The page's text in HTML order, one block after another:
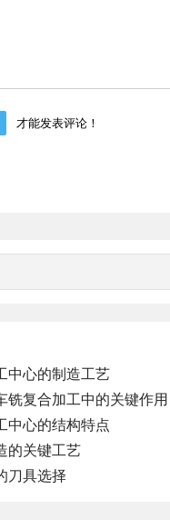
才能发表评论！
中心的制造工艺
铣复合加工中的关键作用
中心的结构特点
的关键工艺
刀具选择